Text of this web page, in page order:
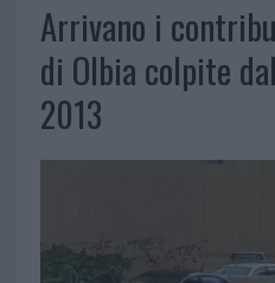
Arrivano i
di Olbia colpite
2013